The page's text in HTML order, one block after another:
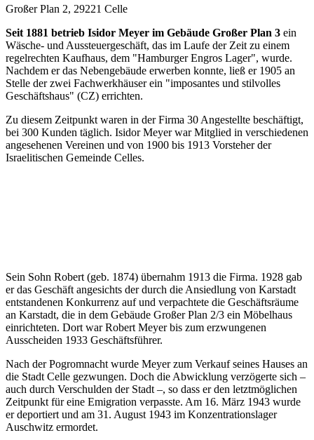
Großer Plan 2, 29221 Celle
Seit 1881 betrieb Isidor Meyer im Gebäude Großer Plan 3 ein
Wäsche- und Aussteuergeschäft, das im Laufe der Zeit zu einem
regelrechten Kaufhaus, dem "Hamburger Engros Lager", wurde.
Nachdem er das Nebengebäude erwerben konnte, ließ er 1905 an
Stelle der zwei Fachwerkhäuser ein "imposantes und stilvolles
Geschäftshaus" (CZ) errichten.
Zu diesem Zeitpunkt waren in der Firma 30 Angestellte beschäftigt,
bei 300 Kunden täglich. Isidor Meyer war Mitglied in verschiedenen
angesehenen Vereinen und von 1900 bis 1913 Vorsteher der
Israelitischen Gemeinde Celles.
Sein Sohn Robert (geb. 1874) übernahm 1913 die Firma. 1928 gab
er das Geschäft angesichts der durch die Ansiedlung von Karstadt
entstandenen Konkurrenz auf und verpachtete die Geschäftsräume
an Karstadt, die in dem Gebäude Großer Plan 2/3 ein Möbelhaus
einrichteten. Dort war Robert Meyer bis zum erzwungenen
Ausscheiden 1933 Geschäftsführer.
Nach der Pogromnacht wurde Meyer zum Verkauf seines Hauses an
die Stadt Celle gezwungen. Doch die Abwicklung verzögerte sich –
auch durch Verschulden der Stadt –, so dass er den letztmöglichen
Zeitpunkt für eine Emigration verpasste. Am 16. März 1943 wurde
er deportiert und am 31. August 1943 im Konzentrationslager
Auschwitz ermordet.